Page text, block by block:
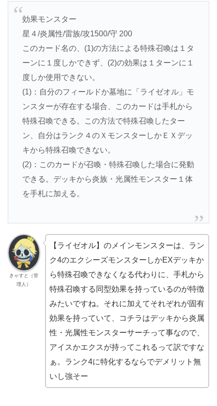
効果モンスター
星４/炎属性/雷族/攻1500/守 200
このカード名の、(1)の方法による特殊召喚は１タ
ーンに１度しかできず、(2)の効果は１ターンに１
度しか使用できない。
(1)：自分のフィールドか墓地に「ライゼオル」モ
ンスターが存在する場合、このカードは手札から
特殊召喚できる。この方法で特殊召喚したター
ン、自分はランク４のＸモンスターしかＥＸデッ
キから特殊召喚できない。
(2)：このカードが召喚・特殊召喚した場合に発動
できる。デッキから炎族・光属性モンスター１体
を手札に加える。
きゃすと（管
理人）
【ライゼオル】のメインモンスターは、ラン
ク4のエクシーズモンスターしかEXデッキか
ら特殊召喚できなくなる代わりに、手札から
特殊召喚する同型効果を持っているのが特徴
みたいですね。それに加えてそれぞれが固有
効果を持っていて、コチラはデッキから炎属
性・光属性モンスターサーチって事なので、
アイスかエクスが持ってこれるって訳ですな
ぁ。ランク4に特化するならでデメリット無
いし強そー